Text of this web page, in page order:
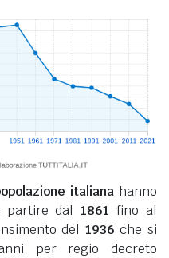
italiana hanno
partire dal1861 fino al
del 1936 che si
per regio decreto